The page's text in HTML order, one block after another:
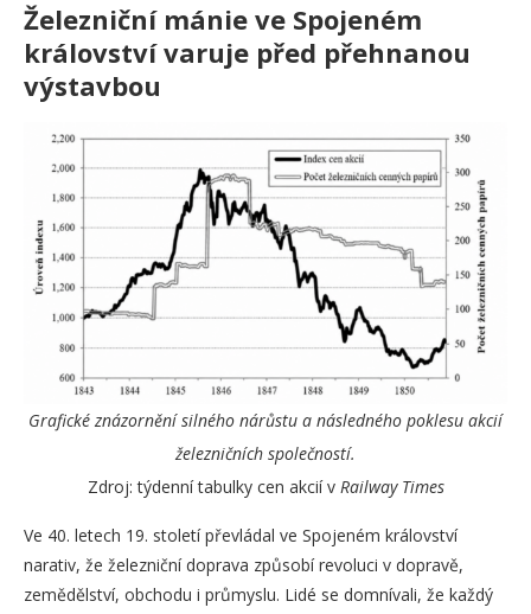
Železniční mánie ve Spojeném
království varuje před přehnanou
výstavbou
Grafické znázornění silného nárůstu a následného poklesu akcií
železničních společností.
Zdroj: týdenní tabulky cen akcií v Railway Times
Ve 40. letech 19. století převládal ve Spojeném království
narativ, že železniční doprava způsobí revoluci v dopravě,
zemědělství, obchodu i průmyslu. Lidé se domnívali, že každý